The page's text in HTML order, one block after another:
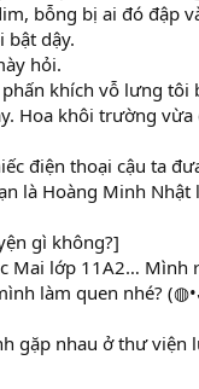
bỗng bị ai đó đập
bật dậy.
hỏi.
phấn khích vỗ lưng tôi
Hoa khôi trường
điện thoại cậu ta
là Hoàng Minh
gì không?]
Mai lớp 11A2… Mình
làm quen nhé?
gặp nhau ở thư viện